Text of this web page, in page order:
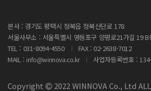
본사 : 경기도 평택시 청북읍 청북산단로 178
서울사무소 : 서울특별시 영등포구 양평로21가길 19 B
TEL : 031-8094-4550
FAX : 02-2638-7012
MAIL : info@winnova.co.kr 사업자등록번호 :
Copyright 2022 WINNOVA Co., Ltd